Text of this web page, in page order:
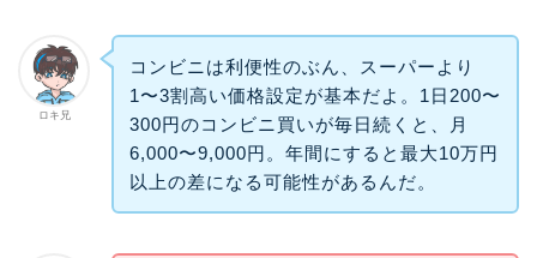
ロキ兄
コンビニは利便性のぶん、スーパーより
1〜3割高い価格設定が基本だよ。1日200〜
300円のコンビニ買いが毎日続くと、月
6,000〜9,000円。年間にすると最大10万円
以上の差になる可能性があるんだ。